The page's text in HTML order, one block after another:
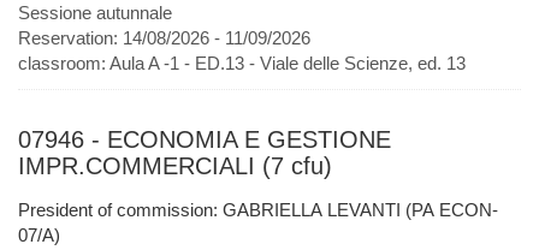
Sessione autunnale
Reservation: 14/08/2026 - 11/09/2026
classroom: Aula A -1 - ED.13 - Viale delle Scienze, ed. 13
07946 - ECONOMIA E GESTIONE
IMPR.COMMERCIALI (7 cfu)
President of commission: GABRIELLA LEVANTI (PA ECON-
07/A)